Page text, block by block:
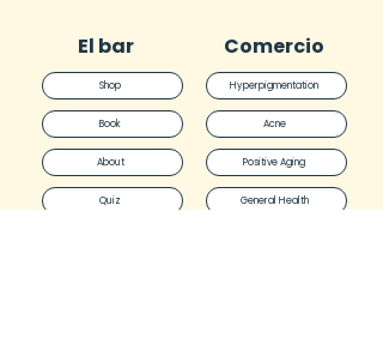
UV, incluida la luz azul, la
contaminación y la radiación
infrarroja.
Fórmula sólida cosméticamente
elegante, suave y sedosa, que
proporciona un efecto prebase,
perfeccionador, difuminador y
El bar
Shop
Book
About
Quiz
Comercio
Hyperpigmentation
Acne
Positive Aging
General Health